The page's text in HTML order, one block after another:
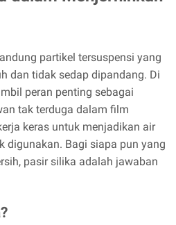
partikel tersuspensi yang
dan tidak sedap dipandang. Di
peran penting sebagai
tak terduga dalam film
keras untuk menjadikan air
digunakan. Bagi siapa pun yang
pasir silika adalah jawaban